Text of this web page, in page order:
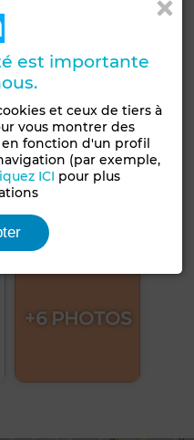
+6 PHOTOS
est importante
et ceux de tiers à
vous montrer des
fonction d'un profil
(par exemple,
ICI pour plus